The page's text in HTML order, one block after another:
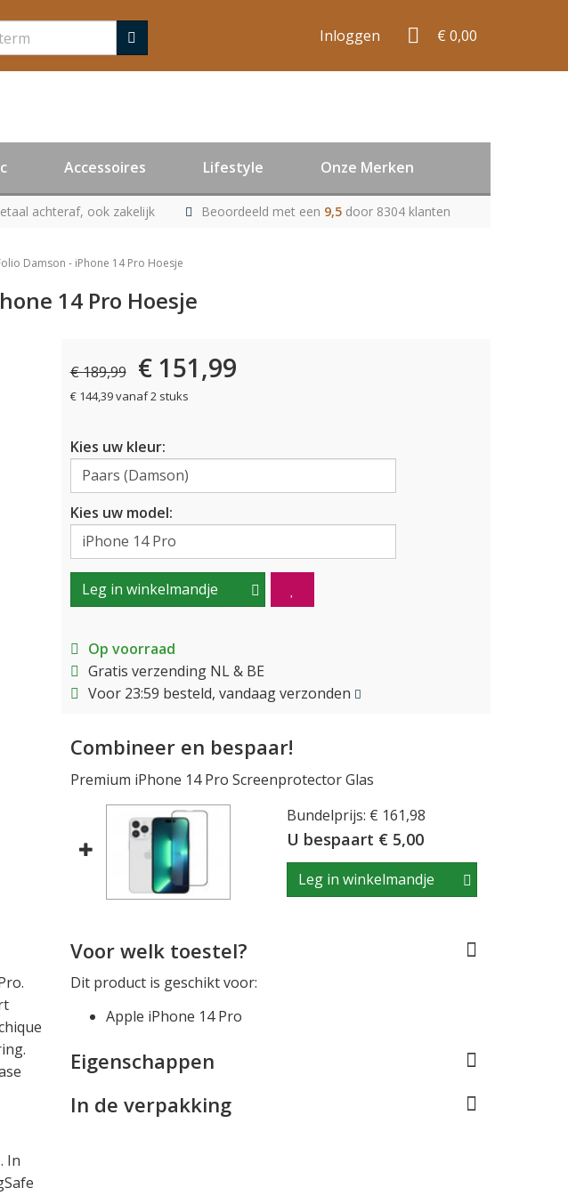
Inloggen € 0,00
Accessoires Lifestyle Onze Merken
achteraf, ook zakelijk Beoordeeld met een 9,5 door 8304 klanten
Damson - iPhone 14 Pro Hoesje
14 Pro Hoesje
€ 189,99 € 151,99
€ 144,39 vanaf 2 stuks
Kies uw kleur:
Kies uw model:
Leg in winkelmandje
Op voorraad
Gratis verzending NL & BE
Voor 23:59 besteld, vandaag verzonden
Combineer en bespaar!
Premium iPhone 14 Pro Screenprotector Glas
Bundelprijs: € 161,98
U bespaart € 5,00
Leg in winkelmandje
In
Voor welk toestel?
Dit product is geschikt voor:
Apple iPhone 14 Pro
Eigenschappen
In de verpakking